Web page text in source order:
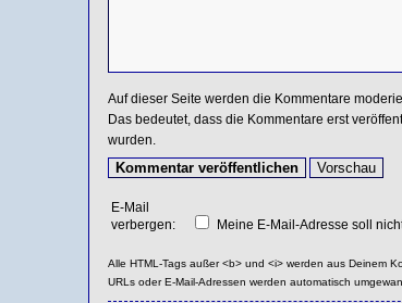
Auf dieser Seite werden die Kommentare
Das bedeutet, dass die Kommentare erst
wurden.
E-Mail
verbergen:
Meine E-Mail-Adresse soll
Alle HTML-Tags außer <b> und <i> werden aus Deinem
URLs oder E-Mail-Adressen werden automatisch